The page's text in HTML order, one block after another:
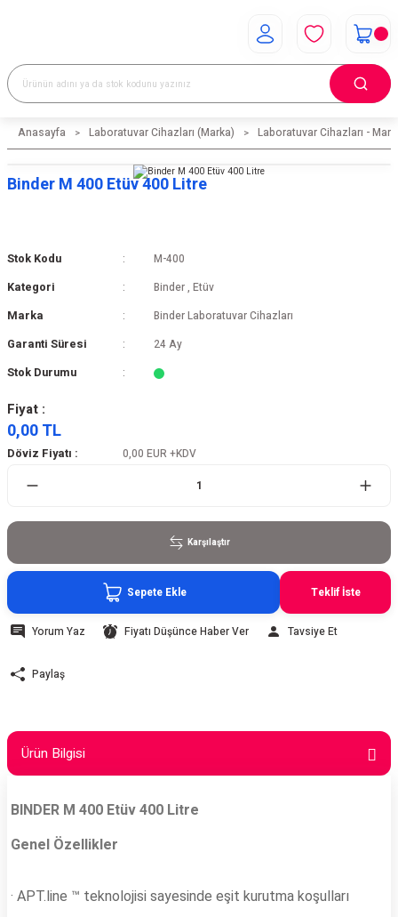
Anasayfa Laboratuvar Cihazları (Marka) Laboratuvar Cihazları -
Binder M 400 Etüv 400 Litre
Stok Kodu M-400
Kategori Binder , Etüv
Marka Binder Laboratuvar Cihazları
Garanti Süresi 24 Ay
Stok Durumu
Fiyat :
0,00 TL
Döviz Fiyatı : 0,00 EUR +KDV
Karşılaştır
Sepete Ekle Teklif İste
Yorum Yaz Fiyatı Düşünce Haber Ver Tavsiye Et
Paylaş
Ürün Bilgisi
BINDER M 400 Etüv400 Litre
Genel Özellikler
· APT.line ™ teknolojisi sayesinde eşit kurutma koşulları